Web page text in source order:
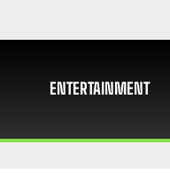
ENTERTAINMENT